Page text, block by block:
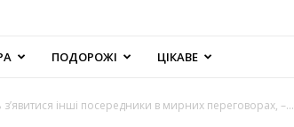
ПОДОРОЖІ ЦІКАВЕ
інші посередники в мирних переговорах, –...